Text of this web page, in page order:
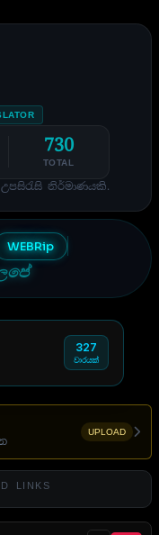
730
TOTAL
නිර්මාණයකි.
WEBRip
327
වාරයක්
UPLOAD
LINKS